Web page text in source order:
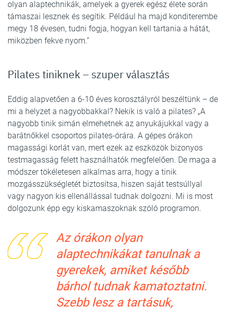
olyan alaptechnikák, amelyek a gyerek egész élete során
támaszai lesznek és segítik. Például ha majd konditerembe
megy 18 évesen, tudni fogja, hogyan kell tartania a hátát,
miközben fekve nyom.”
Pilates tiniknek – szuper választás
Eddig alapvetően a 6-10 éves korosztályról beszéltünk – de
mi a helyzet a nagyobbakkal? Nekik is való a pilates? „A
nagyobb tinik simán elmehetnek az anyukájukkal vagy a
barátnőkkel csoportos pilates-órára. A gépes órákon
magassági korlát van, mert ezek az eszközök bizonyos
testmagasság felett használhatók megfelelően. De maga a
módszer tökéletesen alkalmas arra, hogy a tinik
mozgásszükségletét biztosítsa, hiszen saját testsúllyal
vagy nagyon kis ellenállással tudnak dolgozni. Mi is most
dolgozunk épp egy kiskamaszoknak szóló programon.
Az órákon olyan
alaptechnikákat tanulnak a
gyerekek, amiket később
bárhol tudnak kamatoztatni.
Szebb lesz a tartásuk,